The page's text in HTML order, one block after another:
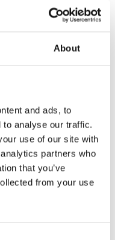
About
and ads, to
to analyse our traffic.
use of our site with
partners who
that you’ve
from your use
pingviner tillsammans med
tomten i 100% bomull, Oeko-
189KR